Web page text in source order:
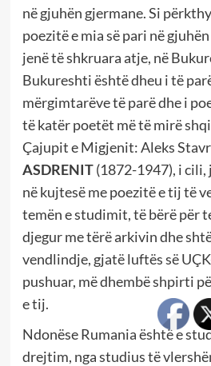
në gjuhën gjermane. Si
poezitë e mia së pari në
jenë të shkruara atje, në
Bukureshti është dheu i të
mërgimtarëve të parë dhe i
të katër poetët më të mirë
Çajupit e Migjenit: Aleks
ASDRENIT(1872-1947), i cili,
në kujtesë me poezitë e tij të
temën e studimit, të bërë për
djegur me tërë arkivin dhe
vendlindje, gjatë luftës së
pushuar, më dhembë shpirti
e tij.
Ndonëse Rumania është e
drejtim, nga studius të